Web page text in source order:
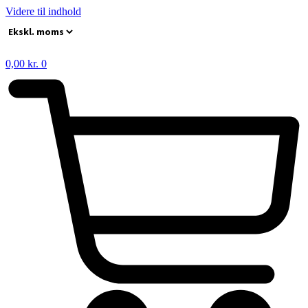
Videre til indhold
0,00 kr. 0